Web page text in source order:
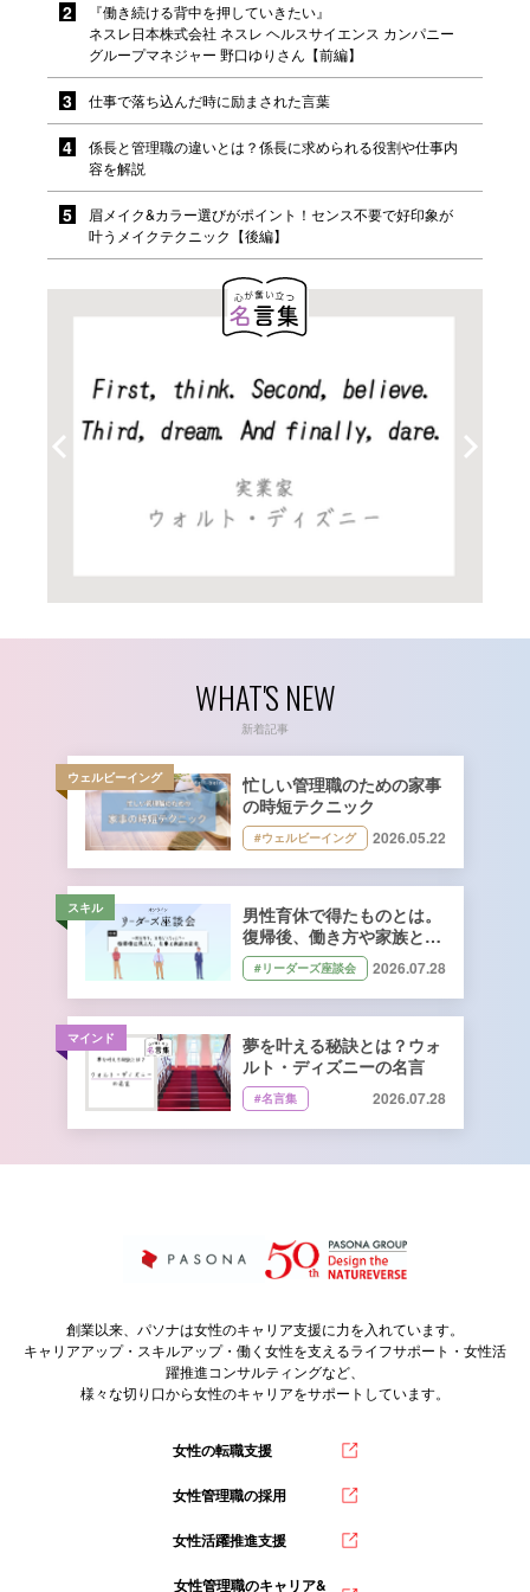
『働き続ける背中を押していきたい』
ネスレ日本株式会社 ネスレ ヘルスサイエンス カンパニー
グループマネジャー 野口ゆりさん【前編】
仕事で落ち込んだ時に励まされた言葉
係長と管理職の違いとは？係長に求められる役割や仕事内
容を解説
眉メイク&カラー選びがポイント！センス不要で好印象が
叶うメイクテクニック【後編】
WHAT'S NEW
新着記事
ウェルビーイング
忙しい管理職のための家事
の時短テクニック
#ウェルビーイング 2026.05.22
スキル
男性育休で得たものとは。
復帰後、働き方や家族との
向き合い方はどう変わっ
た？
#リーダーズ座談会 2026.07.28
マインド
夢を叶える秘訣とは？ウォ
ルト・ディズニーの名言
#名言集 2026.07.28
創業以来、パソナは女性のキャリア支援に力を入れています。
キャリアアップ・スキルアップ・働く女性を支えるライフサポート・女性活
躍推進コンサルティングなど、
様々な切り口から女性のキャリアをサポートしています。
女性の転職支援
女性管理職の採用
女性活躍推進支援
女性管理職のキャリア&